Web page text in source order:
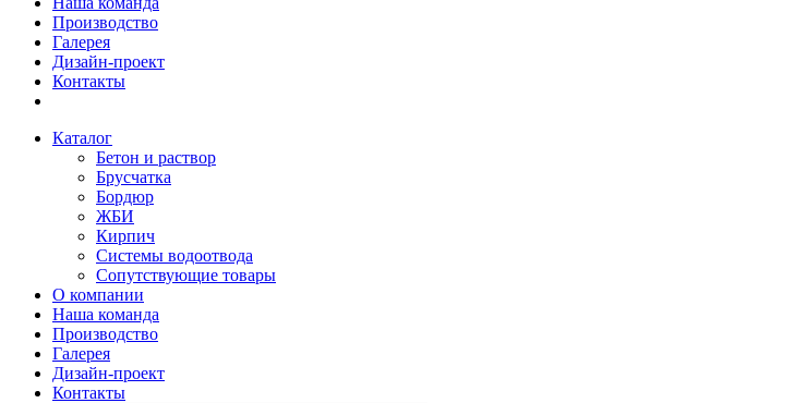
Производство
Галерея
Дизайн-проект
Контакты
Каталог
Бетон и раствор
Брусчатка
Бордюр
ЖБИ
Кирпич
Системы водоотвода
Сопутствующие товары
О компании
Наша команда
Производство
Галерея
Дизайн-проект
Контакты